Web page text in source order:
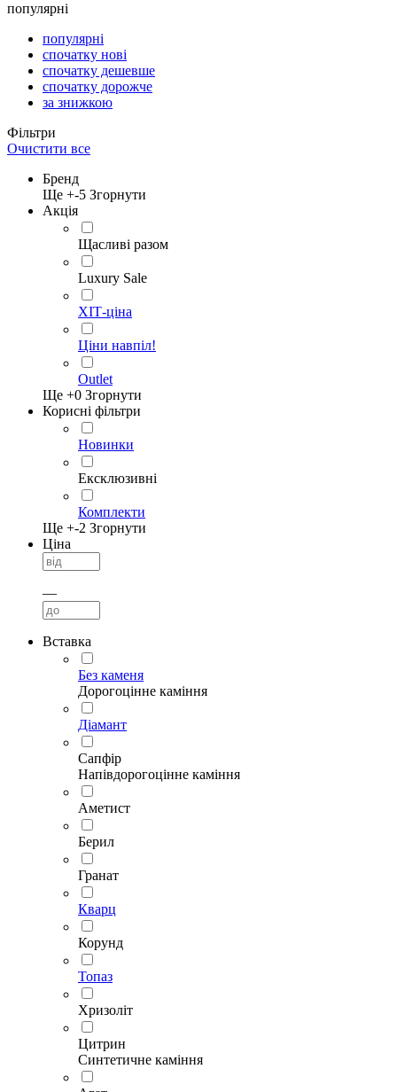
популярні
популярні
спочатку нові
спочатку дешевше
спочатку дорожче
за знижкою
Фільтри
Очистити все
Бренд
Ще +-5 Згорнути
Акція
Щасливі разом
Luxury Sale
ХІТ-ціна
Ціни навпіл!
Outlet
Ще +0 Згорнути
Корисні фільтри
Новинки
Ексклюзивні
Комплекти
Ще +-2 Згорнути
Ціна
—
Вставка
Без каменя
Дорогоцінне каміння
Діамант
Сапфір
Напівдорогоцінне каміння
Аметист
Берил
Гранат
Кварц
Корунд
Топаз
Хризоліт
Цитрин
Синтетичне каміння